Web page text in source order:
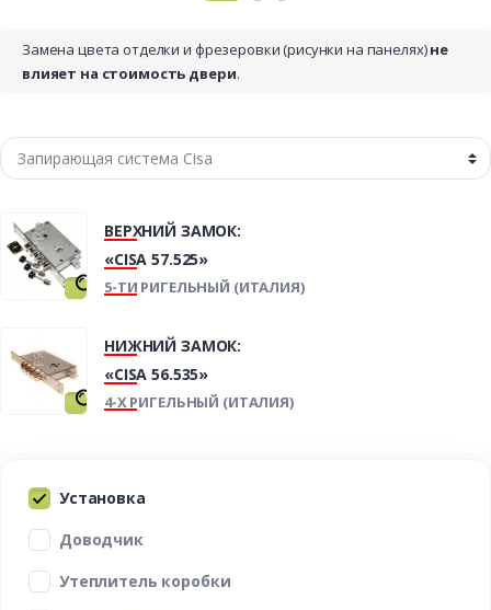
Замена цвета отделки и фрезеровки (рисунки на панелях)не
влияет на стоимость двери.
ВЕРХНИЙ ЗАМОК:
«CISA 57.525»
5-ТИ РИГЕЛЬНЫЙ (ИТАЛИЯ)
НИЖНИЙ ЗАМОК:
«CISA 56.535»
4-Х РИГЕЛЬНЫЙ (ИТАЛИЯ)
Установка
Доводчик
Утеплитель коробки